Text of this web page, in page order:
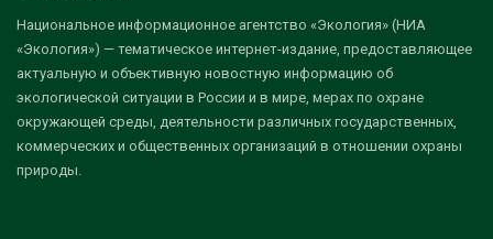
Национальное информационное агентство «Экология» (НИА
«Экология») — тематическое интернет-издание, предоставляющее
актуальную и объективную новостную информацию об
экологической ситуации в России и в мире, мерах по охране
окружающей среды, деятельности различных государственных,
коммерческих и общественных организаций в отношении охраны
природы.